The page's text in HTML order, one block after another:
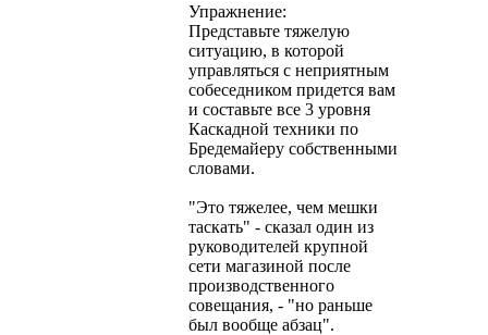
Упражнение:
Представьте тяжелую
ситуацию, в которой
управляться с неприятным
собеседником придется вам
и составьте все 3 уровня
Каскадной техники по
Бредемайеру собственными
словами.
"Это тяжелее, чем мешки
таскать" - сказал один из
руководителей крупной
сети магазиной после
производственного
совещания, - "но раньше
был вообще абзац".